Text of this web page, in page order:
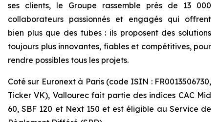
ses clients, le Groupe rassemble près de 13 000
collaborateurs passionnés et engagés qui offrent
bien plus que des tubes : ils proposent des solutions
toujours plus innovantes, fiables et compétitives, pour
rendre possibles tous les projets.
Coté sur Euronext à Paris (code ISIN : FR0013506730,
Ticker VK), Vallourec fait partie des indices CAC Mid
60, SBF 120 et Next 150 et est éligible au Service de